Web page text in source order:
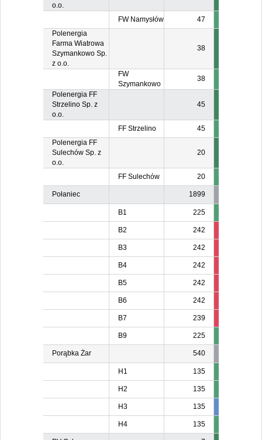
o.o.
FW Namysłów
47
Polenergia
Farma Wiatrowa
Szymankowo Sp.
z o.o.
38
FW
Szymankowo
38
Polenergia FF
Strzelino Sp. z
o.o.
45
FF Strzelino
45
Polenergia FF
Sulechów Sp. z
o.o.
20
FF Sulechów 20
Połaniec 1899
B1 225
B2 242
B3 242
B4 242
B5 242
B6 242
B7 239
B9 225
Porąbka Żar 540
H1 135
H2 135
H3 135
H4 135